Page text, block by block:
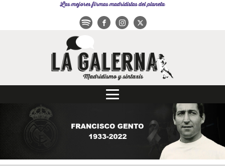
Las mejores firmas madridistas del planeta